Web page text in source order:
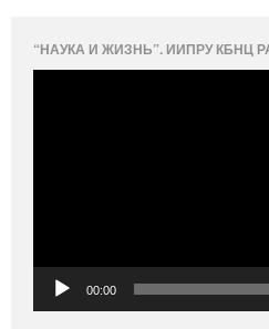
“НАУКА И ЖИЗНЬ”. ИИПРУ КБНЦ
00:00